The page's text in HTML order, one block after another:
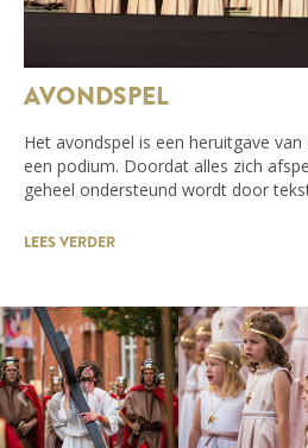
AVONDSPEL
Het avondspel is een heruitgave
een podium. Doordat alles zich
geheel ondersteund wordt door
LEES VERDER